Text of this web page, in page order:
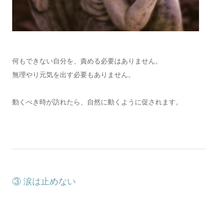
何もできない自分を、責める必要はありません。
無理やり元気を出す必要もありません。
動くべき時が訪れたら、自然に動くように促されます。
③ 涙は止めない